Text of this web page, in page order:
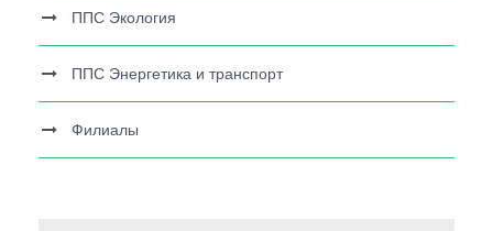
ППС Экология
ППС Энергетика и транспорт
Филиалы